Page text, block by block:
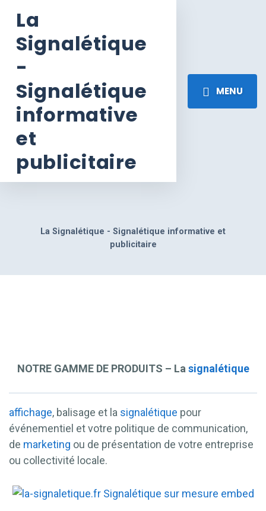
La
Signalétique
-
Signalétique
informative
et
publicitaire
MENU
La Signalétique - Signalétique informative et
publicitaire
NOTRE GAMME DE PRODUITS – Lasignalétique
affichage, balisage et la signalétique pour
événementiel et votre politique de communication,
de marketing ou de présentation de votre entreprise
ou collectivité locale.